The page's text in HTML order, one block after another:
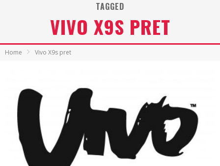
TAGGED
VIVO X9S PRET
Home Vivo X9s pret